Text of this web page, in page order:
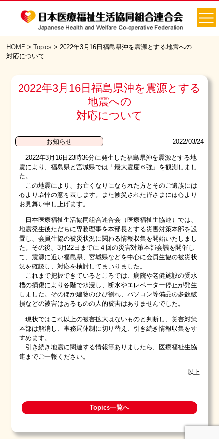
HOME >Topics > 2022年3月16日福島県沖を震源とする地震への
対応について
2022年3月16日福島県沖を震源とする
地震への
対応について
2022/03/24
お知らせ
2022年3月16日23時36分に発生した福島県沖を震源とする地
震により、福島県と宮城県では「最大震度６強」を観測しまし
た。
この地震により、お亡くなりになられた方とそのご遺族には
心より哀悼の意を表します。また被災された皆さまには心より
お見舞い申し上げます。
日本医療福祉生活協同組合連合会（医療福祉生協連）では、
地震発生後ただちに専務理事を本部長とする災害対策本部を設
置し、会員生協の被災状況に関わる情報収集を開始いたしまし
た。その後、3月22日までに４回の災害対策本部会議を開催し
て、震源に近い福島県、宮城県などを中心に会員生協の被災状
況を確認し、対応を検討してまいりました。
これまで把握できているところでは、病院や老健施設の受水
槽の損傷により各階で水浸し、断水やエレベーター停止が発生
しました。そのほか建物のひび割れ、パソコン等備品の多数破
損などの被害はあるものの人的被害はありませんでした。
現状ではこれ以上の被害拡大はないものと判断し、災害対策
本部は解消し、事務局体制に切り替え、引き続き情報収集をす
すめます。
引き続き地震に関連する情報等ありましたら、医療福祉生協
連までご一報ください。
以上
Topics一覧へ